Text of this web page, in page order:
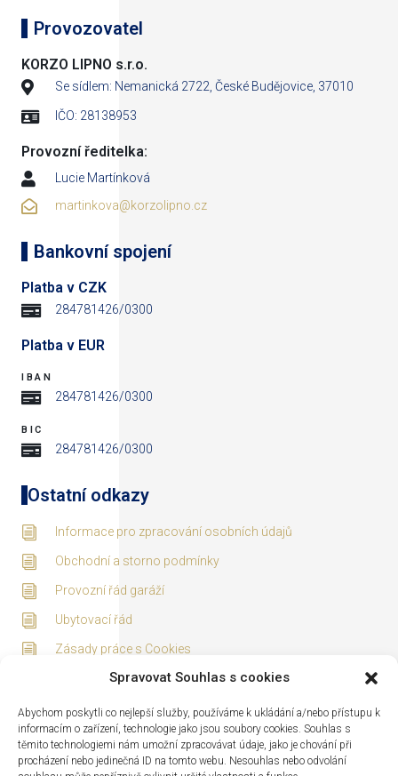
Spravovat Souhlas s cookies
Abychom poskytli co nejlepší služby, používáme k ukládání a/nebo přístupu k
informacím o zařízení, technologie jako jsou soubory cookies. Souhlas s
těmito technologiemi nám umožní zpracovávat údaje, jako je chování při
procházení nebo jedinečná ID na tomto webu. Nesouhlas nebo odvolání
Provozovatel
KORZO LIPNO s.r.o.
Se sídlem: Nemanická 2722, České Budějovice, 37010
IČO: 28138953
Provozní ředitelka:
Lucie Martínková
martinkova@korzolipno.cz
Bankovní spojení
Platba v CZK
284781426/0300
Platba v EUR
IBAN
284781426/0300
BIC
284781426/0300
Ostatní odkazy
Informace pro zpracování osobních údajů
Obchodní a storno podmínky
Provozní řád garáží
Ubytovací řád
Zásady práce s Cookies